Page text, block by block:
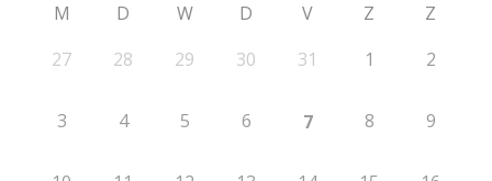
E
L
T
M D W D V Z
Z
27
28 29 30 31 1 2
3 4 5 6 7 8 9